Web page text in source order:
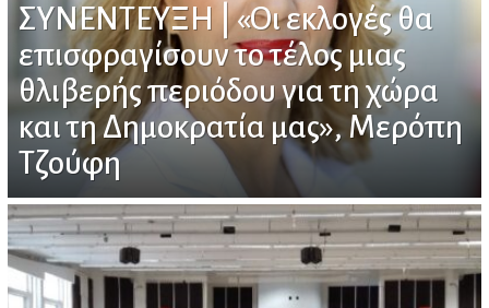
ΣΥΝΕΝΤΕΥΞΗ | «Οι εκλογές θα
επισφραγίσουν το τέλος μιας
θλιβερής περιόδου για τη χώρα
και τη Δημοκρατία μας», Μερόπη
Τζούφη